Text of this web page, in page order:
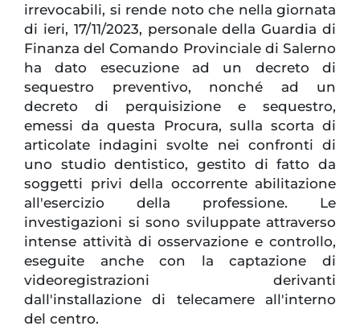
irrevocabili, si rende noto che nella giornata
di ieri, 17/11/2023, personale della Guardia di
Finanza del Comando Provinciale di Salerno
ha dato esecuzione ad un decreto di
sequestro preventivo, nonché ad un
decreto di perquisizione e sequestro,
emessi da questa Procura, sulla scorta di
articolate indagini svolte nei confronti di
uno studio dentistico, gestito di fatto da
soggetti privi della occorrente abilitazione
all'esercizio della professione. Le
investigazioni si sono sviluppate attraverso
intense attività di osservazione e controllo,
eseguite anche con la captazione di
videoregistrazioni derivanti
dall'installazione di telecamere all'interno
del centro.